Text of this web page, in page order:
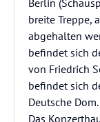
Berlin
breite Treppe,
abgehalten
befindet sich
von Friedrich
befindet sich
Deutsche Dom.
Das